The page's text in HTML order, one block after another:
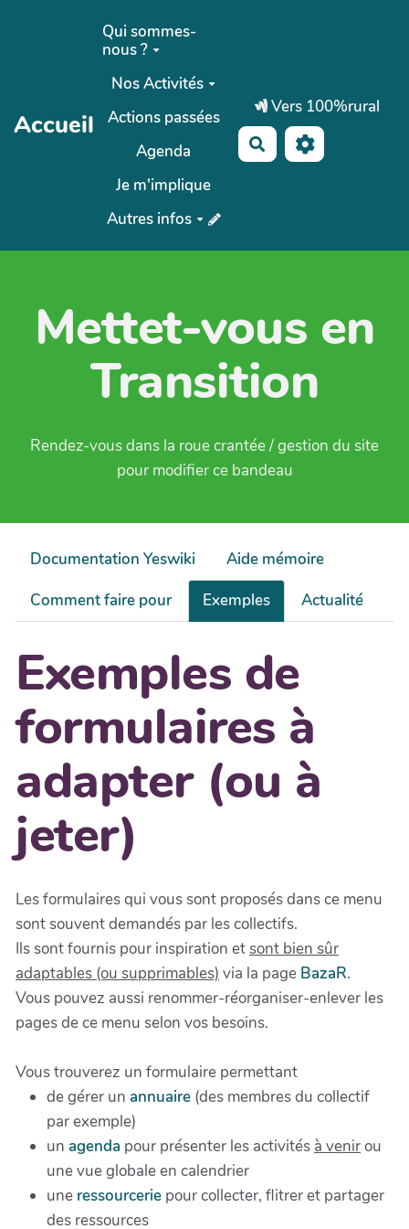
Aller au contenu principal
Accueil
Qui sommes-
nous ?
Nos Activités
Actions passées
Agenda
Je m'implique
Autres infos
Vers 100%rural
Rechercher
Mettet-vous en
Transition
Rendez-vous dans la roue crantée / gestion du site
pour modifier ce bandeau
Documentation Yeswiki
Aide mémoire
Comment faire pour
Exemples Actualité
Exemples de
formulaires à
adapter (ou à
jeter)
Les formulaires qui vous sont proposés dans ce menu
sont souvent demandés par les collectifs.
Ils sont fournis pour inspiration etsont bien sûr
adaptables (ou supprimables) via la page BazaR.
Vous pouvez aussi renommer-réorganiser-enlever les
pages de ce menu selon vos besoins.
Vous trouverez un formulaire permettant
de gérer un annuaire (des membres du collectif
par exemple)
un agenda pour présenter les activités à venirou
une vue globale en calendrier
une ressourcerie pour collecter, flitrer et partager
des ressources